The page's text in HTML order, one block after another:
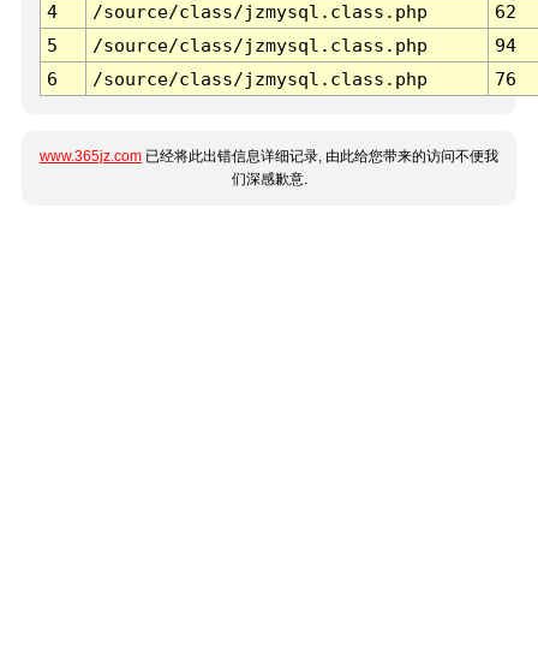
4
/source/class/jzmysql.class.php
62
5
/source/class/jzmysql.class.php
94
6
/source/class/jzmysql.class.php 76
www.365jz.com 已经将此出错信息详细记录, 由此给您带来的访问不便我
们深感歉意.